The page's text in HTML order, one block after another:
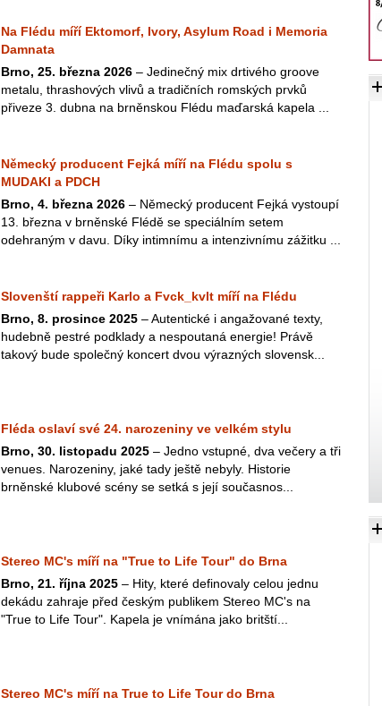
Na Flédu míří Ektomorf, Ivory, Asylum Road i Memoria
Damnata
Brno, 25. března 2026 – Jedinečný mix drtivého groove
metalu, thrashových vlivů a tradičních romských prvků
přiveze 3. dubna na brněnskou Flédu maďarská kapela ...
Německý producent Fejká míří na Flédu spolu s
MUDAKI a PDCH
Brno, 4. března 2026 – Německý producent Fejká vystoupí
13. března v brněnské Flédě se speciálním setem
odehraným v davu. Díky intimnímu a intenzivnímu zážitku ...
Slovenští rappeři Karlo a Fvck_kvlt míří na Flédu
Brno, 8. prosince 2025 – Autentické i angažované texty,
hudebně pestré podklady a nespoutaná energie! Právě
takový bude společný koncert dvou výrazných slovensk...
Fléda oslaví své 24. narozeniny ve velkém stylu
Brno, 30. listopadu 2025 – Jedno vstupné, dva večery a tři
venues. Narozeniny, jaké tady ještě nebyly. Historie
brněnské klubové scény se setká s její současnos...
Stereo MC's míří na "True to Life Tour" do Brna
Brno, 21. října 2025 – Hity, které definovaly celou jednu
dekádu zahraje před českým publikem Stereo MC's na
"True to Life Tour". Kapela je vnímána jako britští...
Stereo MC's míří na True to Life Tour do Brna